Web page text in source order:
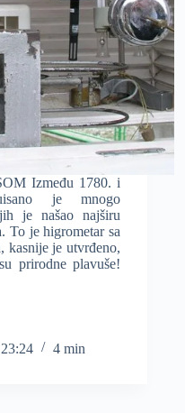
Između 1780. i
je mnogo
je našao najširu
To je higrometar sa
kasnije je utvrđeno,
prirodne plavuše!
4 min